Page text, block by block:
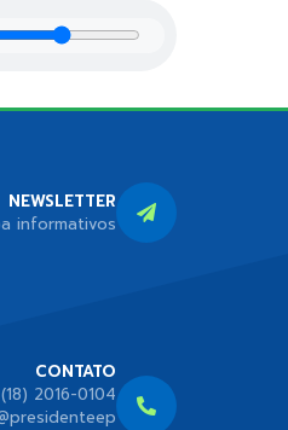
CONTATO
(18) 2016-0104
NEWSLETTER
informativos